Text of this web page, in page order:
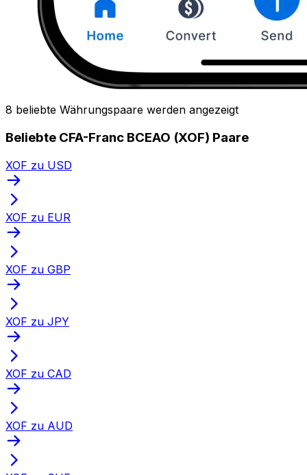
8 beliebte Währungspaare werden angezeigt
Beliebte CFA-Franc BCEAO (XOF) Paare
XOF zu USD
XOF zu EUR
XOF zu GBP
XOF zu JPY
XOF zu CAD
XOF zu AUD